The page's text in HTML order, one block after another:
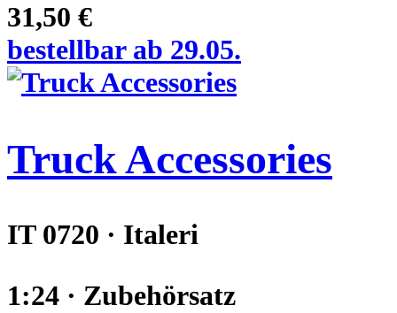
31,50 €
bestellbar ab 29.05.
Truck Accessories
IT 0720 · Italeri
1:24 · Zubehörsatz